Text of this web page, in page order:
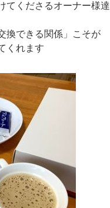
てくださるオーナー様達
換できる関係」こそが
くれます